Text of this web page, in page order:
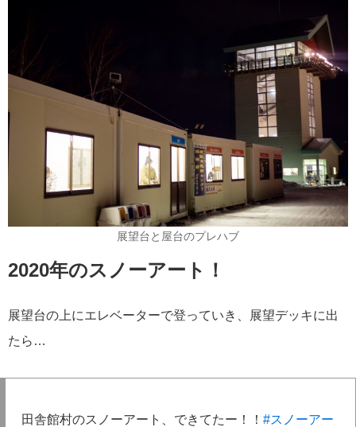
展望台と屋台のプレハブ
2020年のスノーアート！
展望台の上にエレベーターで登っていき、展望デッキに出
たら…
田舎館村のスノーアート、できてたー！！ #スノーアー